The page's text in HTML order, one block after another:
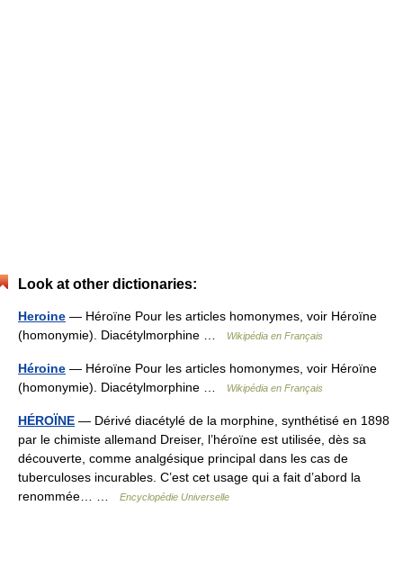
Look at other dictionaries:
Heroine — Héroïne Pour les articles homonymes, voir Héroïne
(homonymie). Diacétylmorphine …
Wikipédia en Français
Héroine — Héroïne Pour les articles homonymes, voir Héroïne
(homonymie). Diacétylmorphine …
Wikipédia en Français
HÉROÏNE — Dérivé diacétylé de la morphine, synthétisé en 1898
par le chimiste allemand Dreiser, l’héroïne est utilisée, dès sa
découverte, comme analgésique principal dans les cas de
tuberculoses incurables. C’est cet usage qui a fait d’abord la
renommée… …
Encyclopédie Universelle